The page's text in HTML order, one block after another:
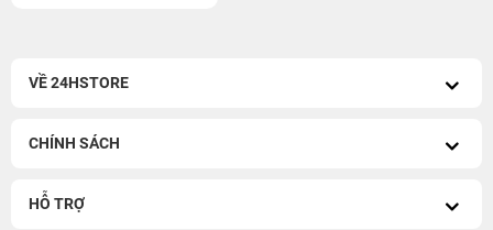
VỀ 24HSTORE
CHÍNH SÁCH
HỖ TRỢ